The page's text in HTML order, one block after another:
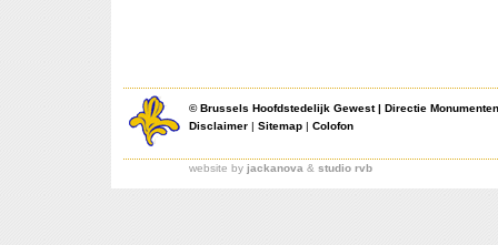
©Brussels Hoofdstedelijk Gewest| Directie
Disclaimer | Sitemap | Colofon
website by jackanova & studio rvb